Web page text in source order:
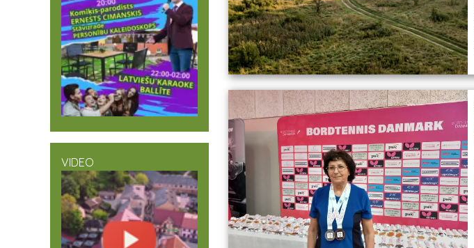
VIDEO